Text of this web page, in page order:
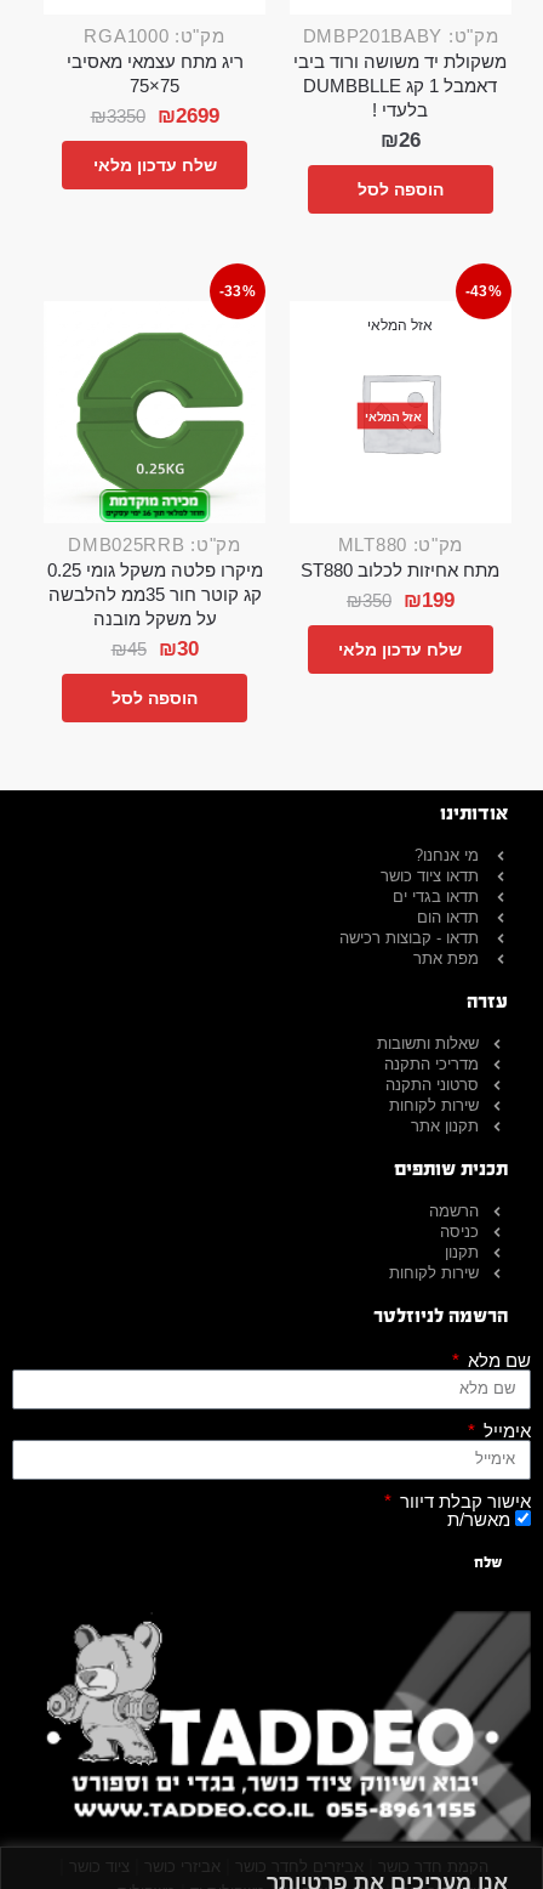
אנו מעריכים את פרטיותך
מק"ט: DMBP201BABY
משקולת יד משושה ורוד ביבי
דאמבל 1 קג DUMBBLLE
בלעדי !
₪26
הוספה לסל
מק"ט: RGA1000
ריג מתח עצמאי מאסיבי
75×75
₪3350 ₪2699
שלח עדכון מלאי
-43%
אזל המלאי
אזל המלאי
מק"ט: MLT880
מתח אחיזות לכלוב ST880
₪350 ₪199
שלח עדכון מלאי
-33%
מק"ט: DMB025RRB
מיקרו פלטה משקל גומי 0.25
קג קוטר חור 35ממ להלבשה
על משקל מובנה
₪45 ₪30
הוספה לסל
אודותינו
מי אנחנו?
תדאו ציוד כושר
תדאו בגדי ים
תדאו הום
תדאו - קבוצות רכישה
מפת אתר
עזרה
שאלות ותשובות
מדריכי התקנה
סרטוני התקנה
שירות לקוחות
תקנון אתר
תכנית שותפים
הרשמה
כניסה
תקנון
שירות לקוחות
הרשמה לניוזלטר
שם מלא
אימייל
אישור קבלת דיוור
מאשר/ת
שלח
הקמת חדר כושר אביזרים לחדר כושר אביזרי כושר ציוד כושר